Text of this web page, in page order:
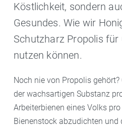
Köstlichkeit, sondern
Gesundes. Wie wir
Schutzharz Propolis für
nutzen können.
Noch nie von Propolis
der wachsartigen Substanz
Arbeiterbienen eines Volks
Bienenstock abzudichten und